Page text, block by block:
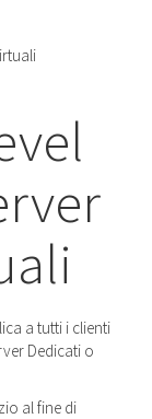
a tutti i clienti
Dedicati o
al fine di